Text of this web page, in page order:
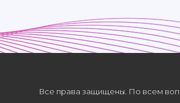
Все права защищены. По всем